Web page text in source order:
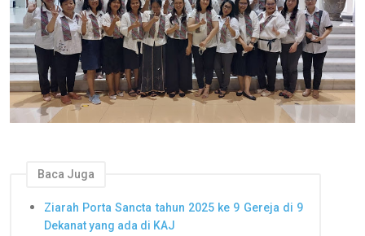
Baca Juga
Ziarah Porta Sancta tahun 2025 ke 9 Gereja di 9
Dekanat yang ada di KAJ